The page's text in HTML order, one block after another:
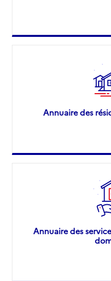
Annuaire des
Annuaire des